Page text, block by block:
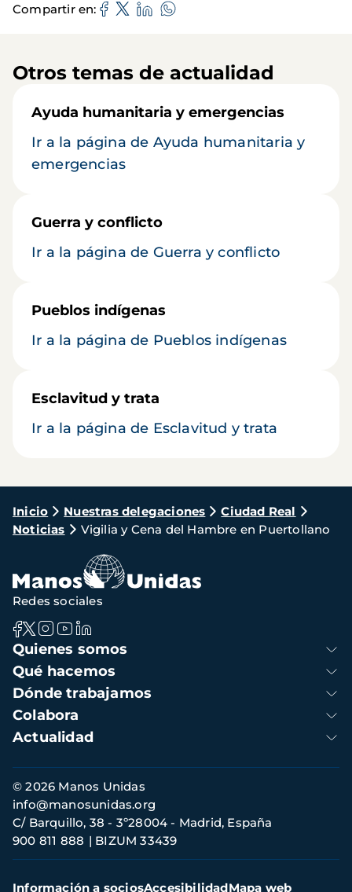
Compartir en
Otros temas de actualidad
Ayuda humanitaria y emergencias
Ir a la página de Ayuda humanitaria y
emergencias
Guerra y conflicto
Ir a la página de Guerra y conflicto
Pueblos indígenas
Ir a la página de Pueblos indígenas
Esclavitud y trata
Ir a la página de Esclavitud y trata
Ruta
de
navegación
Inicio Nuestras delegaciones
Ciudad Real
Noticias
Vigilia y Cena del Hambre en Puertollano
Navegación
principal
Quienes somos
Qué hacemos
Dónde trabajamos
Colabora
Actualidad
Redes sociales
Información
de
contacto
© 2026 Manos Unidas
C/ Barquillo, 38 - 3º28004 - Madrid, España
900 811 888
BIZUM 33439
info@manosunidas.org
Menú
Información a sociosAccesibilidadMapa web